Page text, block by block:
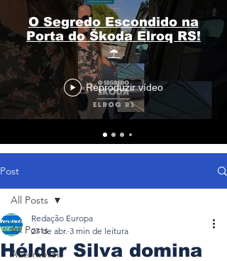
O Segredo Escondido na
Porta do Škoda Elroq RS!
☔
Reproduzir vídeo
Post
All Posts
Automóveis
All Posts
Hélder Silva domina
Redação Europa
27 de abr. 3 min de leitura